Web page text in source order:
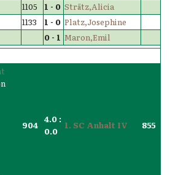
1105 1 - 0 Strätz,Alicia
1133 1 - 0 Platz,Josephine
0 - 1 Maron,Emil
904
4.0 :
0.0
1. SC Anhalt IV 855